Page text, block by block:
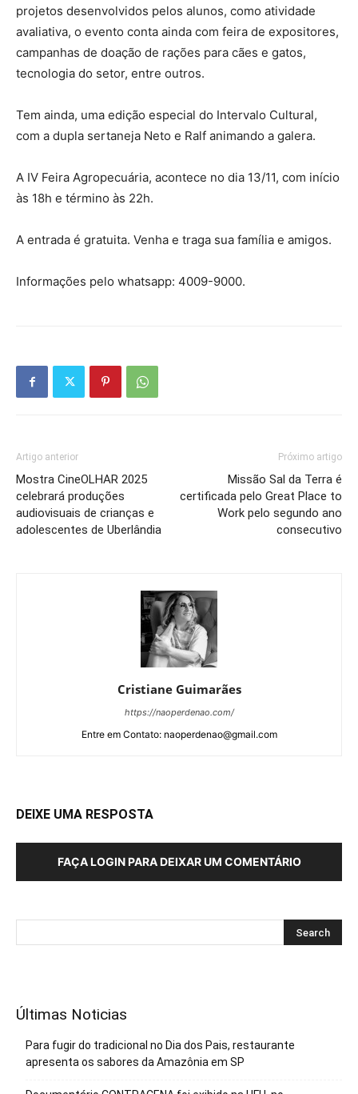
projetos desenvolvidos pelos alunos, como atividade
avaliativa, o evento conta ainda com feira de expositores,
campanhas de doação de rações para cães e gatos,
tecnologia do setor, entre outros.
Tem ainda, uma edição especial do Intervalo Cultural,
com a dupla sertaneja Neto e Ralf animando a galera.
A IV Feira Agropecuária, acontece no dia 13/11, com início
às 18h e término às 22h.
A entrada é gratuita. Venha e traga sua família e amigos.
Informações pelo whatsapp: 4009-9000.
Artigo anterior
Mostra CineOLHAR 2025
celebrará produções
audiovisuais de crianças e
adolescentes de Uberlândia
Próximo artigo
Missão Sal da Terra é
certificada pelo Great Place to
Work pelo segundo ano
consecutivo
Cristiane Guimarães
https://naoperdenao.com/
Entre em Contato: naoperdenao@gmail.com
DEIXE UMA RESPOSTA
FAÇA LOGIN PARA DEIXAR UM COMENTÁRIO
Últimas Noticias
Para fugir do tradicional no Dia dos Pais, restaurante
apresenta os sabores da Amazônia em SP